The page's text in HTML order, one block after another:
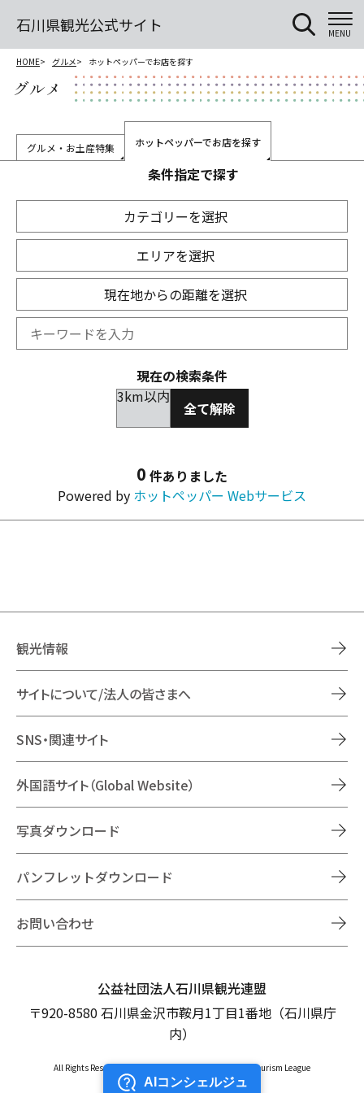
石川県観光公式サイト MENU
HOME グルメ ホットペッパーでお店を探す
グルメ
グルメ・お土産特集 ホットペッパーでお店を探す
条件指定で探す
カテゴリーを選択
エリアを選択
現在地からの距離を選択
現在の検索条件
3km以内
全て解除
0 件ありました
Powered by ホットペッパー Webサービス
観光情報
サイトについて/法人の皆さまへ
SNS・関連サイト
外国語サイト（Global Website）
写真ダウンロード
パンフレットダウンロード
お問い合わせ
公益社団法人石川県観光連盟
〒920-8580 石川県金沢市鞍月1丁目1番地（石川県庁
内）
All Rights Reserved Copyright © Ishikawa Prefectural Tourism League